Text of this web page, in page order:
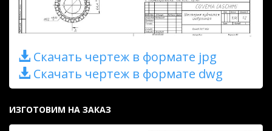
Скачать чертеж в формате jpg
Скачать чертеж в формате dwg
ИЗГОТОВИМ НА ЗАКАЗ